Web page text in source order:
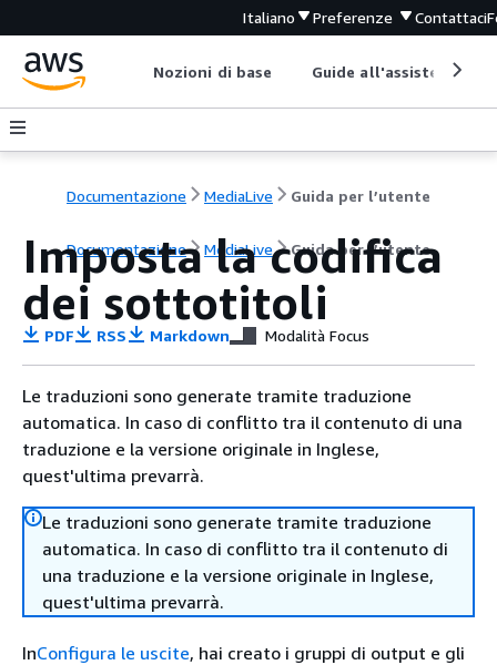
Italiano Preferenze Contattaci
Nozioni di base Guide all'assistenza
Documentazione MediaLive Guida per l’utente
Documentazione MediaLive Guida per l’utente
Imposta la codifica
dei sottotitoli
PDF RSS Markdown Modalità Focus
Le traduzioni sono generate tramite traduzione
automatica. In caso di conflitto tra il contenuto di una
traduzione e la versione originale in Inglese,
quest'ultima prevarrà.
Le traduzioni sono generate tramite traduzione
automatica. In caso di conflitto tra il contenuto di
una traduzione e la versione originale in Inglese,
quest'ultima prevarrà.
InConfigura le uscite, hai creato i gruppi di output e gli